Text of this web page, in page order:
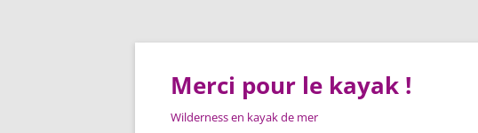
Aller
Merci pour le kayak !
Wilderness en kayak de mer